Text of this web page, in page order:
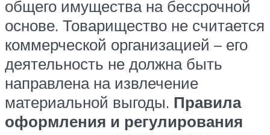
общего имущества на бессрочной
основе. Товарищество не считается
коммерческой организацией – его
деятельность не должна быть
направлена на извлечение
материальной выгоды. Правила
оформления и регулирования